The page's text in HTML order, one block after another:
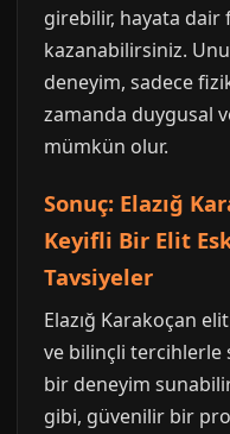
girebilir, hayata dair
kazanabilirsiniz.
deneyim, sadece
zamanda duygusal
mümkün olur.
Sonuç: Elazığ
Keyifli Bir Elit
Tavsiyeler
Elazığ Karakoçan
ve bilinçli tercihlerle
bir deneyim
gibi, güvenilir bir